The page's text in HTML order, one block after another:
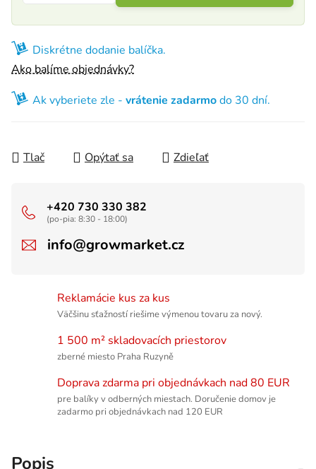
Diskrétne dodanie balíčka.
Ako balíme objednávky?
Ak vyberiete zle - vrátenie zadarmodo 30 dní.
Tlač Opýtať sa Zdieľať
+420 730 330 382
(po-pia: 8:30 - 18:00)
info@growmarket.cz
Reklamácie kus za kus
Väčšinu sťažností riešime výmenou tovaru za nový.
1 500 m² skladovacích priestorov
zberné miesto Praha Ruzyně
Doprava zdarma pri objednávkach nad 80 EUR
pre balíky v odberných miestach. Doručenie domov je
zadarmo pri objednávkach nad 120 EUR
Popis